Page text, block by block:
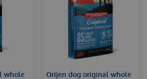
whole
Orijen dog original whole